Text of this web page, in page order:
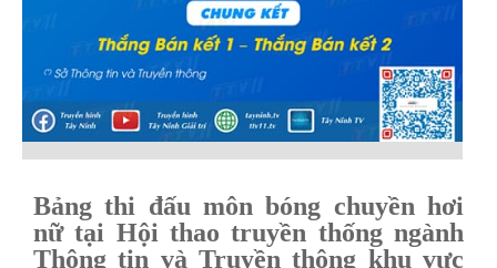
Bảng thi đấu môn bóng chuyền hơi
nữ tại Hội thao truyền thống ngành
Thông tin và Truyền thông khu vực